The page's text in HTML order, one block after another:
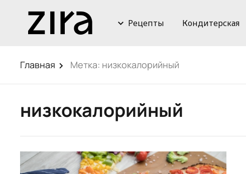
Рецепты Кондитерская
Главная Метка: низкокалорийный
низкокалорийный